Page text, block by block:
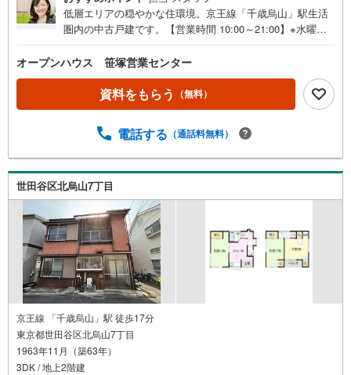
低層エリアの穏やかな住環境。京王線「千歳烏山」駅生活
圏内の中古戸建です。【営業時間 10:00～21:00】※水曜定
お気軽にご連絡ください！現地を見学される場合は「室
内・現地を見学する（無料）」ボタンよりご希望の日時を
ご記入いただけますとスムーズにご案内が可能です。◎現
地のご案内について・平日や夜遅い時間帯もご案内が可
にご説明いたします。・車でご自宅や最寄り駅等、ご指定
います。◎個別FP相談会 無料物件のご紹介だけでなく住
宅ローン・資金のご相談、まずは家探しについて話を聞き
たいという方も大歓迎です！年間8000棟以上の限定物件を
発表しているオープンハウスだから出会える物件が多数ご
ざいます。ぜひお気軽にご連絡・ご相談ください！※限定物
件:当社のみ、もしくは当社を含めた数社でのみご紹介可能
なオープンハウス・ディベロップメントの物件
オープンハウス 笹塚営業センター
資料をもらう （無料）
電話する （通話料無料）
世田谷区北烏山7丁目
京王線 「千歳烏山」駅 徒歩17分
東京都世田谷区北烏山7丁目
1963年11月（築63年）
3DK / 地上2階建